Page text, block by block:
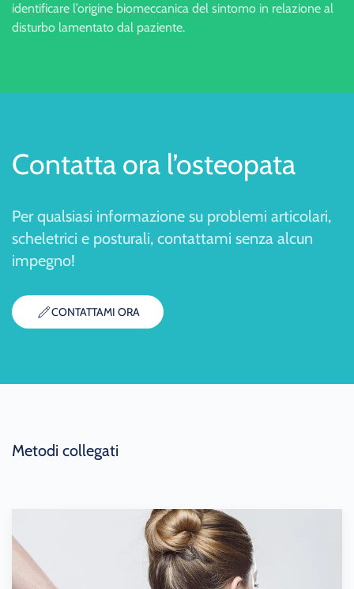
identificare l’origine biomeccanica del sintomo in relazione al
disturbo lamentato dal paziente.
Contatta ora l’osteopata
Per qualsiasi informazione su problemi articolari,
scheletrici e posturali, contattami senza alcun
impegno!
CONTATTAMI ORA
Metodi collegati